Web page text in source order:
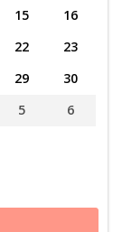
15
16
22
23
29
30
5 6